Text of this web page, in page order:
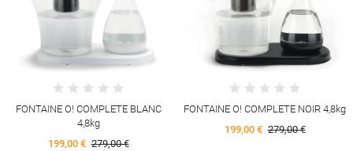
FONTAINE O! COMPLETE BLANC
4,8kg
199,00 € 279,00 €
FONTAINE O! COMPLETE NOIR 4,8kg
199,00 € 279,00 €